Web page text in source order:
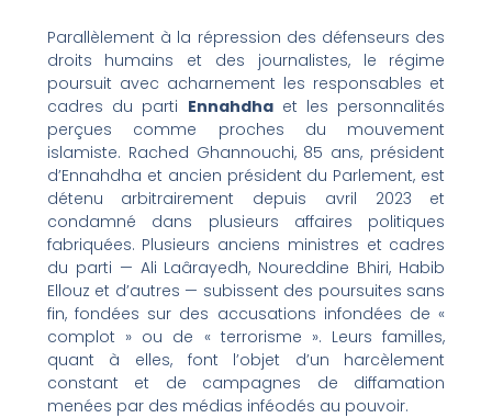
Parallèlement à la répression des défenseurs des
droits humains et des journalistes, le régime
poursuit avec acharnement les responsables et
cadres du parti Ennahdhaet les personnalités
perçues comme proches du mouvement
islamiste. Rached Ghannouchi, 85 ans, président
d’Ennahdha et ancien président du Parlement, est
détenu arbitrairement depuis avril 2023 et
condamné dans plusieurs affaires politiques
fabriquées. Plusieurs anciens ministres et cadres
du parti — Ali Laârayedh, Noureddine Bhiri, Habib
Ellouz et d’autres — subissent des poursuites sans
fin, fondées sur des accusations infondées de «
complot » ou de « terrorisme ». Leurs familles,
quant à elles, font l’objet d’un harcèlement
constant et de campagnes de diffamation
menées par des médias inféodés au pouvoir.